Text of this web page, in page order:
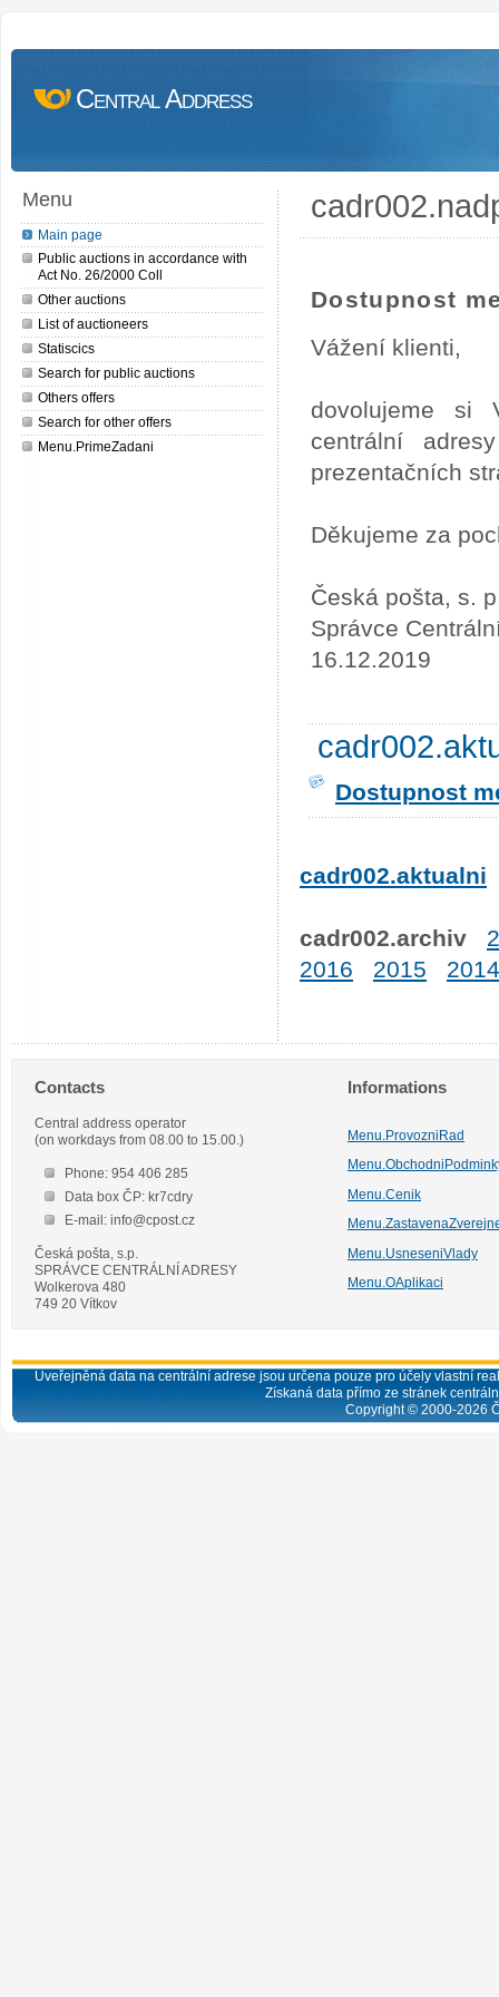
Central Address
Menu
Main page
Public auctions in accordance with
Act No. 26/2000 Coll
Other auctions
List of auctioneers
Statiscics
Search for public auctions
Others offers
Search for other offers
Menu.PrimeZadani
Dostupnost
Vážení klienti,
dovolujeme si
centrální
prezentačních
Děkujeme za
Česká pošta, s.
Správce
16.12.2019
Dostupnost
cadr002.aktualni
cadr002.archiv
2016
2015 2014
Contacts
Central address operator
(on workdays from 08.00 to 15.00.)
Phone: 954 406 285
Data box ČP: kr7cdry
E-mail: info@cpost.cz
Česká pošta, s.p.
SPRÁVCE CENTRÁLNÍ ADRESY
Wolkerova 480
749 20 Vítkov
Informations
Menu.ProvozniRad
Menu.Cenik
Menu.UsneseniVlady
Menu.OAplikaci
Uveřejněná data na centrální adrese jsou určena pouze pro účely vlastní
Získaná data přímo ze stránek
Copyright © 2000-2026